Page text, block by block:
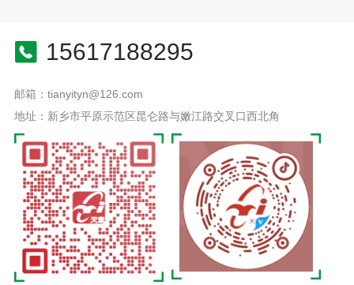
15617188295
邮箱：tianyityn@126.com
地址：新乡市平原示范区昆仑路与嫩江路交叉口西北角